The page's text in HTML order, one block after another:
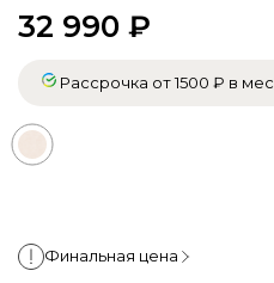
32 990 ₽
Рассрочка от 1500 ₽ в мес.
Финальная цена